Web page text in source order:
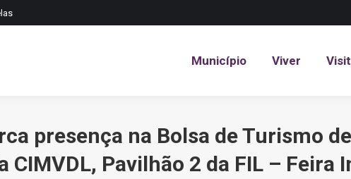
Município Viver
presença na Bolsa de Turismo
CIMVDL, Pavilhão 2 da FIL – Feira
Município Viver